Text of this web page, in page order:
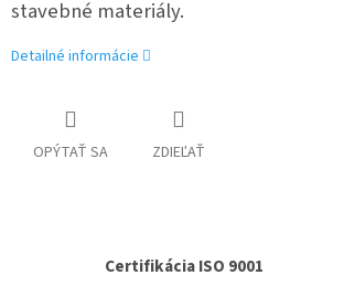
stavebné materiály.
Detailné informácie
OPÝTAŤ SA ZDIEĽAŤ
Certifikácia ISO 9001